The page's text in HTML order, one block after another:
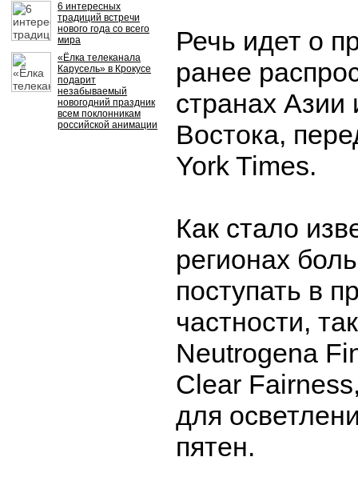
6 интересных
традиций встречи
нового года со всего
мира
«Ёлка телеканала
Карусель» в Крокусе
подарит
незабываемый
новогодний праздник
всем поклонникам
российской анимации
Речь идет о
ранее
странах Азии
Востока,
York Times.
Как стало
регионах
поступать в
частности,
Neutrogena
Clear
для
пятен.